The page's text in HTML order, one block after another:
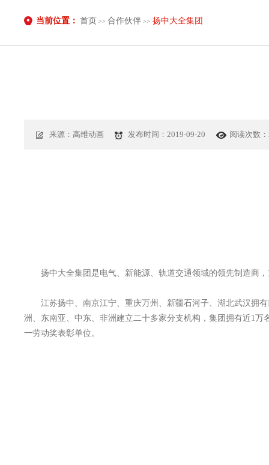
当前位置： 首页 >> 合作伙伴 >> 扬中大全集团
来源：高维动画 发布时间：2019-09-20 阅读次数
扬中大全集团是电气、新能源、轨道交通领域的领先制造商，
江苏扬中、南京江宁、重庆万州、新疆石河子、湖北武汉拥有
洲、东南亚、中东、非洲建立二十多家分支机构，集团拥有近1
一劳动奖表彰单位。